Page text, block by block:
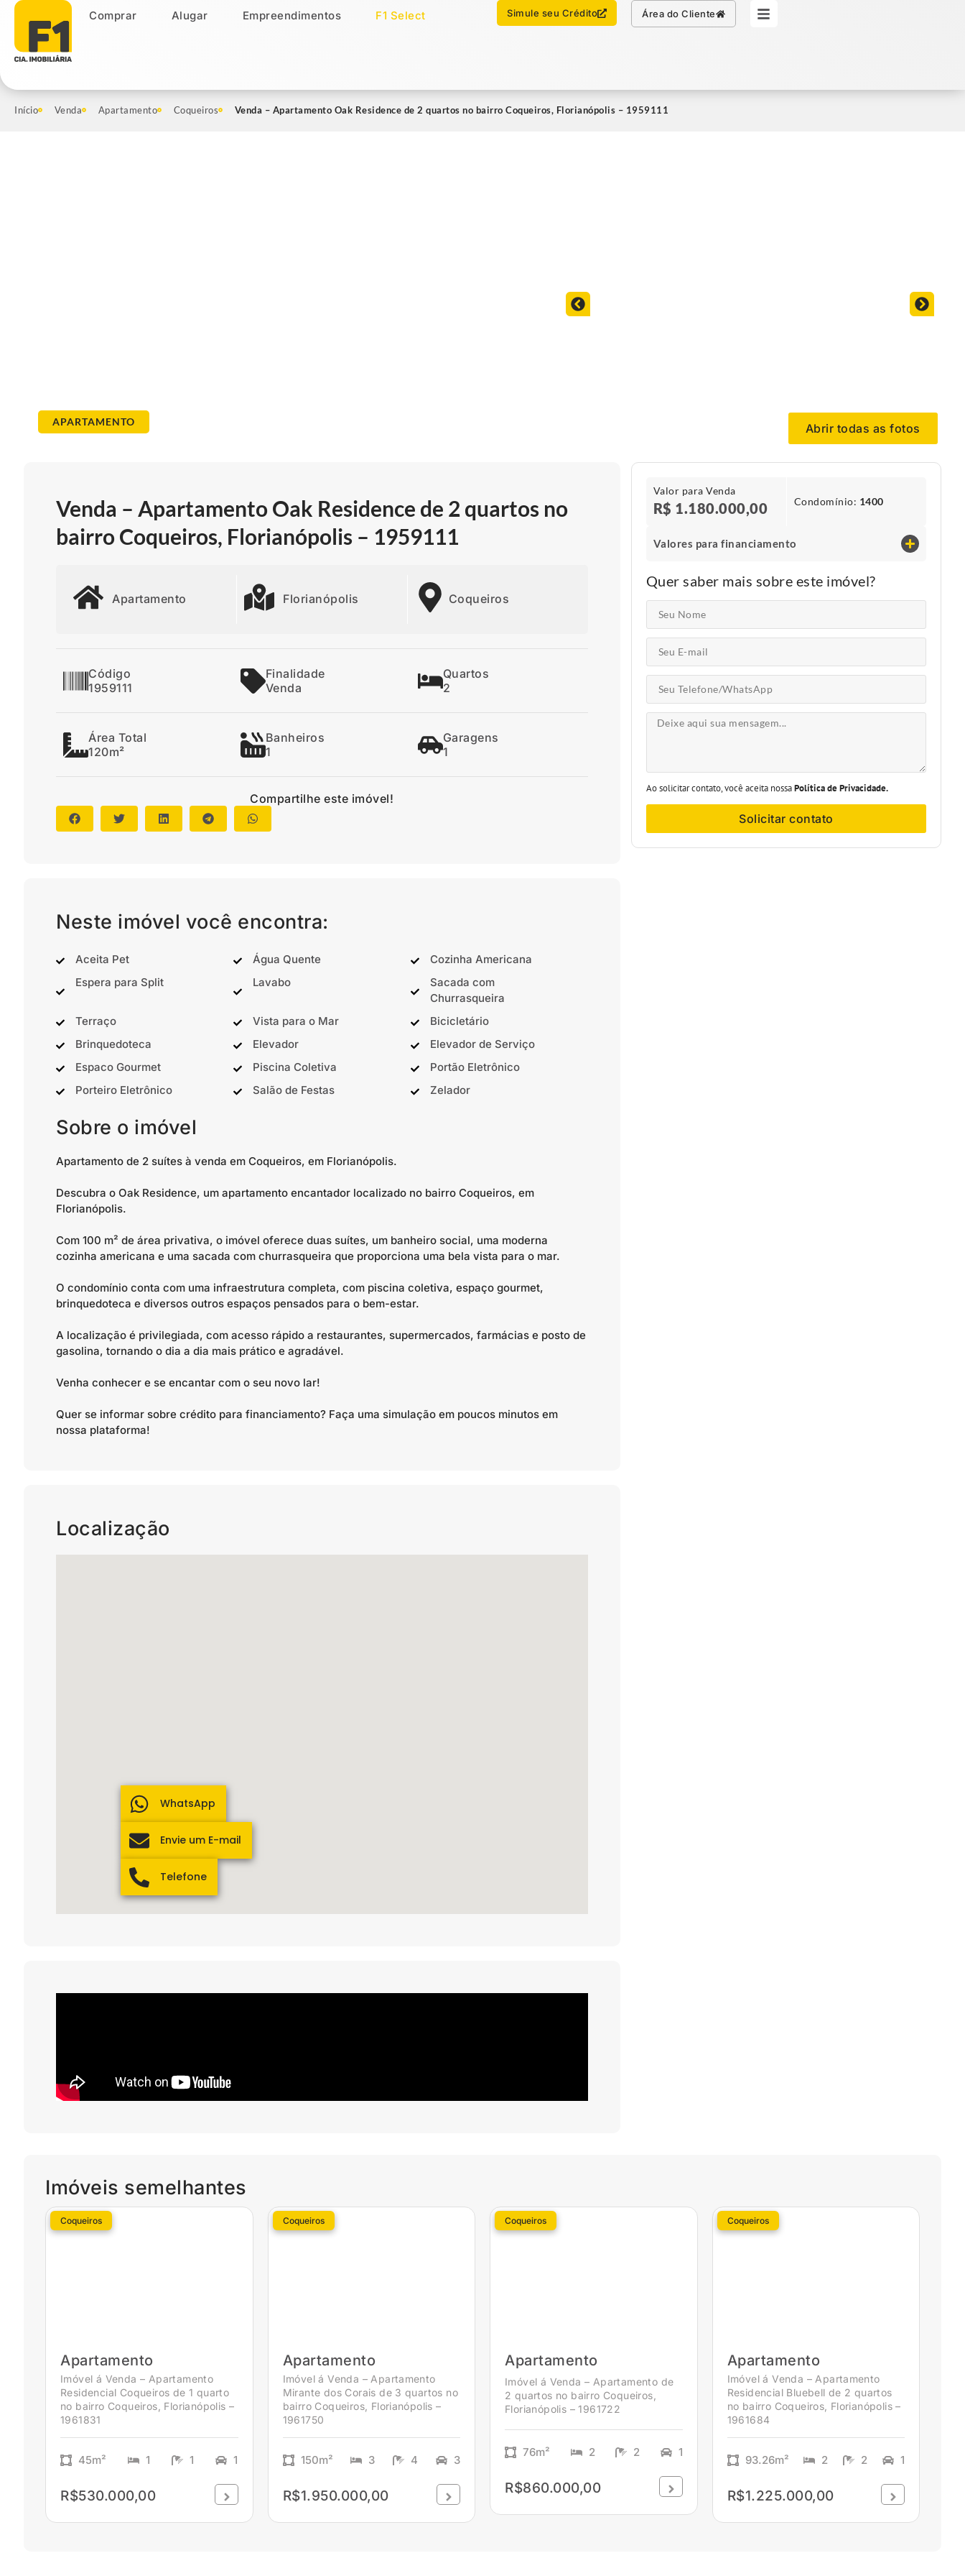
Comprar Alugar Empreendimentos F1 Select Simule seu Crédito Área do Cliente
Comprar Alugar Empreendimentos Imóveis Select
Chamar no WhatsApp Simule seu Crédito
Início Venda Apartamento Coqueiros Venda – Apartamento Oak Residence de 2 quartos no bairro Coqueiros, Florianópolis – 1959111
APARTAMENTO Abrir todas as fotos
Venda – Apartamento Oak Residence de 2 quartos no
bairro Coqueiros, Florianópolis – 1959111
Apartamento Florianópolis Coqueiros
Código
1959111
Finalidade
Venda
Quartos
2
Área Total
120m²
Banheiros
1
Garagens
1
Compartilhe este imóvel!
Neste imóvel você encontra:
Aceita Pet Água Quente
Cozinha Americana
Espera para Split
Lavabo
Sacada com
Churrasqueira
Terraço
Vista para o Mar
Bicicletário
Brinquedoteca
Elevador
Elevador de Serviço
Espaco Gourmet
Piscina Coletiva
Portão Eletrônico
Porteiro Eletrônico
Salão de Festas Zelador
Sobre o imóvel
Apartamento de 2 suítes à venda em Coqueiros, em Florianópolis.
Descubra o Oak Residence, um apartamento encantador localizado no bairro Coqueiros, em
Florianópolis.
Com 100 m² de área privativa, o imóvel oferece duas suítes, um banheiro social, uma moderna
cozinha americana e uma sacada com churrasqueira que proporciona uma bela vista para o mar.
O condomínio conta com uma infraestrutura completa, com piscina coletiva, espaço gourmet,
brinquedoteca e diversos outros espaços pensados para o bem-estar.
A localização é privilegiada, com acesso rápido a restaurantes, supermercados, farmácias e posto de
gasolina, tornando o dia a dia mais prático e agradável.
Venha conhecer e se encantar com o seu novo lar!
Quer se informar sobre crédito para financiamento? Faça uma simulação em poucos minutos em
nossa plataforma!
Localização
Valor para Venda
R$ 1.180.000,00 Condomínio​: 1400
Valores para financiamento
Quer saber mais sobre este imóvel?
Ao solicitar contato, você aceita nossaPolítica de Privacidade.
Solicitar contato
Imóveis semelhantes
Coqueiros
Apartamento
Imóvel á Venda – Apartamento
Residencial Coqueiros de 1 quarto
no bairro Coqueiros, Florianópolis –
1961831
45m² 1 1 1
R$530.000,00
Coqueiros
Apartamento
Imóvel á Venda – Apartamento
Mirante dos Corais de 3 quartos no
bairro Coqueiros, Florianópolis –
1961750
150m² 3 4 3
R$1.950.000,00
Coqueiros
Apartamento
Imóvel á Venda – Apartamento de
2 quartos no bairro Coqueiros,
Florianópolis – 1961722
76m² 2 2 1
R$860.000,00
Coqueiros
Apartamento
Imóvel á Venda – Apartamento
Residencial Bluebell de 2 quartos
no bairro Coqueiros, Florianópolis –
1961684
93.26m² 2 2 1
R$1.225.000,00
WhatsApp
Envie um E-mail
Telefone